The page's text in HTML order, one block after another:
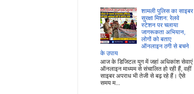
शामली पुलिस का साइबर
सुरक्षा मिशन: रेलवे
स्टेशन पर चलाया
जागरूकता अभियान,
लोगों को बताए
ऑनलाइन ठगी से बचने
के उपाय
आज के डिजिटल युग में जहां अधिकांश सेवाएं
ऑनलाइन माध्यम से संचालित हो रही हैं, वहीं
साइबर अपराध भी तेजी से बढ़ रहे हैं। ऐसे
समय म...